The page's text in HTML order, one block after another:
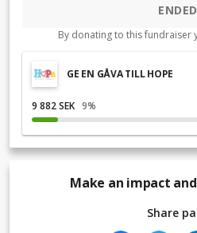
ENDED
By donating to this fundraiser
GE EN GÅVA TILL HOPE
9 882 SEK 9%
Make an impact
Share